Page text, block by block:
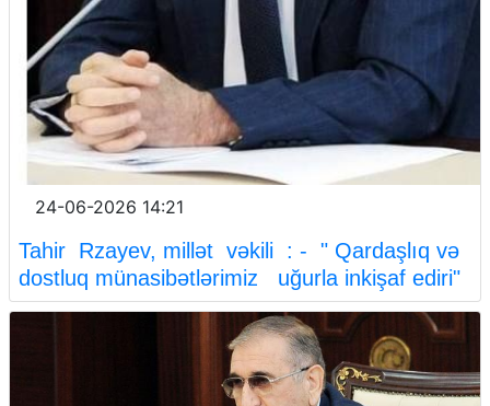
24-06-2026 14:21
Tahir Rzayev, millət vəkili : - " Qardaşlıq və
dostluq münasibətlərimiz uğurla inkişaf ediri"